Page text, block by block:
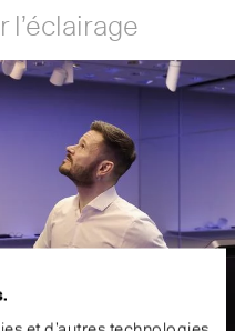
l’éclairage